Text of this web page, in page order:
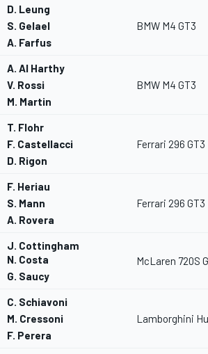
D. Leung
S. Gelael
A. Farfus
BMW M4 GT3
A. Al Harthy
V. Rossi
M. Martin
BMW M4 GT3
T. Flohr
F. Castellacci
D. Rigon
Ferrari 296 GT3
F. Heriau
S. Mann
A. Rovera
Ferrari 296 GT3
J. Cottingham
N. Costa
G. Saucy
McLaren 720S
C. Schiavoni
M. Cressoni
F. Perera
Lamborghini